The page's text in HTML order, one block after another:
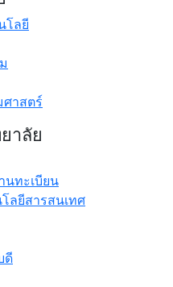
โลยี
าสตร์
าลัย
นทะเบียน
ลยีสารสนเทศ
ดี